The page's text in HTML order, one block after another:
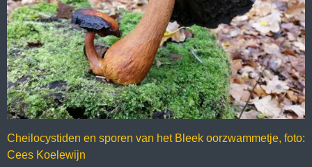
Cheilocystiden en sporen van het Bleek oorzwammetje, foto:
Cees Koelewijn